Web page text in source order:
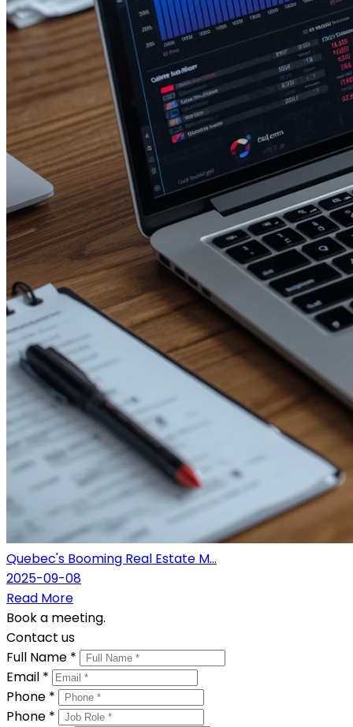
Quebec's Booming Real Estate M...
2025-09-08
Read More
Book a meeting.
Contact us
Full Name *
Email *
Phone *
Phone *